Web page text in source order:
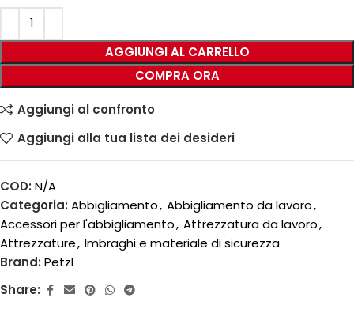
AGGIUNGI AL CARRELLO
COMPRA ORA
Aggiungi al confronto
Aggiungi alla tua lista dei desideri
COD: N/A
Categoria: Abbigliamento, Abbigliamento da lavoro,
Accessori per l'abbigliamento, Attrezzatura da lavoro,
Attrezzature, Imbraghi e materiale di sicurezza
Brand: Petzl
Share: